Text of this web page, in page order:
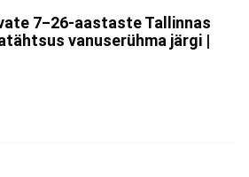
7‒26-aastaste Tallinnas
vanuserühma järgi |